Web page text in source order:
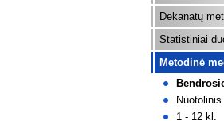
Dekanatų
Statistiniai
Metodinė
1 - 12 kl.